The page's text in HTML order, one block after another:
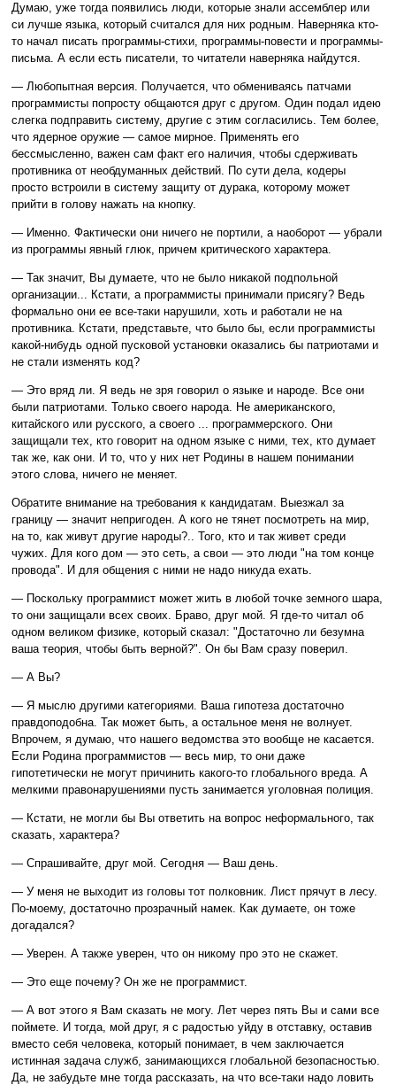
Думаю, уже тогда появились люди, которые знали ассемблер или
си лучше языка, который считался для них родным. Наверняка кто-
то начал писать программы-стихи, программы-повести и программы-
письма. А если есть писатели, то читатели наверняка найдутся.
— Любопытная версия. Получается, что обмениваясь патчами
программисты попросту общаются друг с другом. Один подал идею
слегка подправить систему, другие с этим согласились. Тем более,
что ядерное оружие — самое мирное. Применять его
бессмысленно, важен сам факт его наличия, чтобы сдерживать
противника от необдуманных действий. По сути дела, кодеры
просто встроили в систему защиту от дурака, которому может
прийти в голову нажать на кнопку.
— Именно. Фактически они ничего не портили, а наоборот — убрали
из программы явный глюк, причем критического характера.
— Так значит, Вы думаете, что не было никакой подпольной
организации... Кстати, а программисты принимали присягу? Ведь
формально они ее все-таки нарушили, хоть и работали не на
противника. Кстати, представьте, что было бы, если программисты
какой-нибудь одной пусковой установки оказались бы патриотами и
не стали изменять код?
— Это вряд ли. Я ведь не зря говорил о языке и народе. Все они
были патриотами. Только своего народа. Не американского,
китайского или русского, а своего ... программерского. Они
защищали тех, кто говорит на одном языке с ними, тех, кто думает
так же, как они. И то, что у них нет Родины в нашем понимании
этого слова, ничего не меняет.
Обратите внимание на требования к кандидатам. Выезжал за
границу — значит непригоден. А кого не тянет посмотреть на мир,
на то, как живут другие народы?.. Того, кто и так живет среди
чужих. Для кого дом — это сеть, а свои — это люди "на том конце
провода". И для общения с ними не надо никуда ехать.
— Поскольку программист может жить в любой точке земного шара,
то они защищали всех своих. Браво, друг мой. Я где-то читал об
одном великом физике, который сказал: "Достаточно ли безумна
ваша теория, чтобы быть верной?". Он бы Вам сразу поверил.
— А Вы?
— Я мыслю другими категориями. Ваша гипотеза достаточно
правдоподобна. Так может быть, а остальное меня не волнует.
Впрочем, я думаю, что нашего ведомства это вообще не касается.
Если Родина программистов — весь мир, то они даже
гипотетически не могут причинить какого-то глобального вреда. А
мелкими правонарушениями пусть занимается уголовная полиция.
— Кстати, не могли бы Вы ответить на вопрос неформального, так
сказать, характера?
— Спрашивайте, друг мой. Сегодня — Ваш день.
— У меня не выходит из головы тот полковник. Лист прячут в лесу.
По-моему, достаточно прозрачный намек. Как думаете, он тоже
догадался?
— Уверен. А также уверен, что он никому про это не скажет.
— Это еще почему? Он же не программист.
— А вот этого я Вам сказать не могу. Лет через пять Вы и сами все
поймете. И тогда, мой друг, я с радостью уйду в отставку, оставив
вместо себя человека, который понимает, в чем заключается
истинная задача служб, занимающихся глобальной безопасностью.
Да, не забудьте мне тогда рассказать, на что все-таки надо ловить